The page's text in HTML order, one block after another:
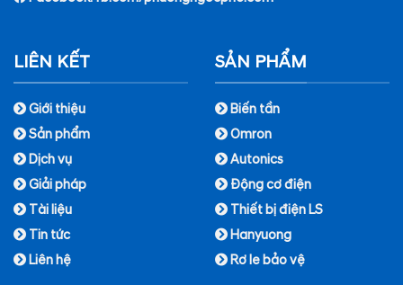
LIÊN KẾT
Giới thiệu
Sản phẩm
Dịch vụ
Giải pháp
Tài liệu
Tin tức
Liên hệ
SẢN PHẨM
Biến tần
Omron
Autonics
Động cơ điện
Thiết bị điện LS
Hanyuong
Rơ le bảo vệ